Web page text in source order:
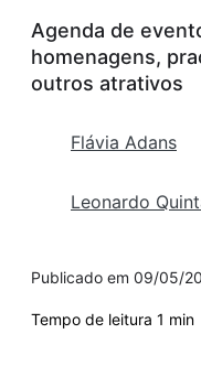
Agenda de
homenagens,
outros atrativos
Flávia Adans
Leonardo
09/05/